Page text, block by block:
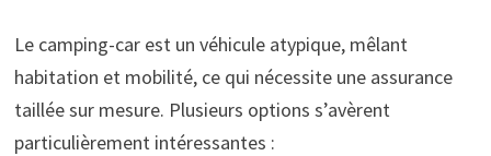
Le camping-car est un véhicule atypique, mêlant
habitation et mobilité, ce qui nécessite une assurance
taillée sur mesure. Plusieurs options s’avèrent
particulièrement intéressantes :